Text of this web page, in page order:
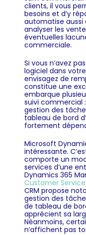
clients, il vous
besoins et d’y
automatise aussi
analyser les
éventuelles
commerciale.
Si vous n’avez
logiciel dans
envisagez de
constitue une
embarque
suivi commercial
gestion des
tableau de bord
fortement
Microsoft
intéressante.
comporte un
services d’une
Dynamics 365
Customer Service
CRM propose
gestion des
de tableau de
apprécient sa
Néanmoins,
n’affichent pas